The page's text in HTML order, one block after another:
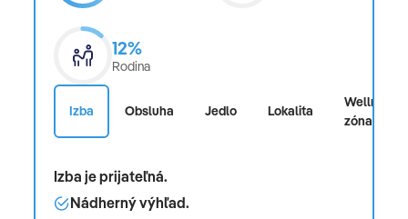
12%
Rodina
Izba Obsluha Jedlo Lokalita
Wellness
zóna
Izba je prijateľná.
Nádherný výhľad.